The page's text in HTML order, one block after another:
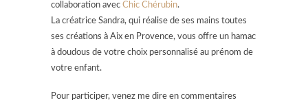
collaboration avec Chic Chérubin.
La créatrice Sandra, qui réalise de ses mains toutes
ses créations à Aix en Provence, vous offre un hamac
à doudous de votre choix personnalisé au prénom de
votre enfant.
Pour participer, venez me dire en commentaires